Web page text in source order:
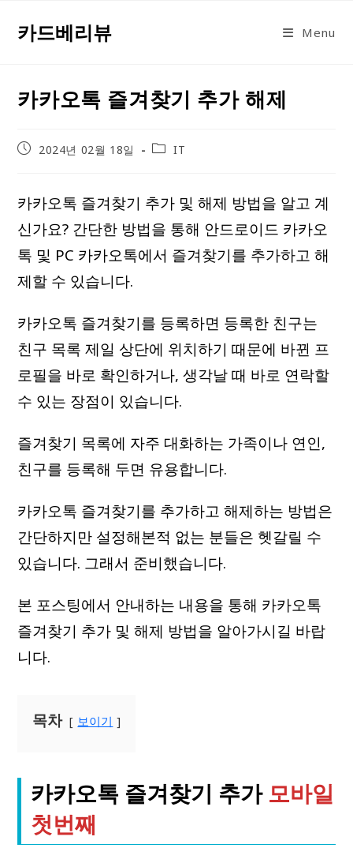
카드베리뷰 Menu
카카오톡 즐겨찾기 추가 해제
Post2024년 02월 18일
PostIT
카카오톡 즐겨찾기 추가 및 해제 방법을 알고 계
신가요? 간단한 방법을 통해 안드로이드 카카오
톡 및 PC 카카오톡에서 즐겨찾기를 추가하고 해
제할 수 있습니다.
카카오톡 즐겨찾기를 등록하면 등록한 친구는
친구 목록 제일 상단에 위치하기 때문에 바뀐 프
로필을 바로 확인하거나, 생각날 때 바로 연락할
수 있는 장점이 있습니다.
즐겨찾기 목록에 자주 대화하는 가족이나 연인,
친구를 등록해 두면 유용합니다.
카카오톡 즐겨찾기를 추가하고 해제하는 방법은
간단하지만 설정해본적 없는 분들은 헷갈릴 수
있습니다. 그래서 준비했습니다.
본 포스팅에서 안내하는 내용을 통해 카카오톡
즐겨찾기 추가 및 해제 방법을 알아가시길 바랍
니다.
목차 보이기
카카오톡 즐겨찾기 추가 모바일
첫번째